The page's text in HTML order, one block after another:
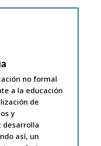
no formal
a la educación
de
y
desarrolla
así, un